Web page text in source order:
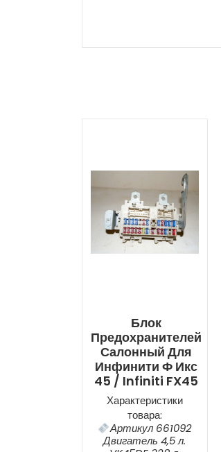
Блок
Предохранителей
Салонный Для
Инфинити Ф Икс
45 / Infiniti FX45
Характеристики
товара:
Артикул 661092
Двигатель 4,5 л.